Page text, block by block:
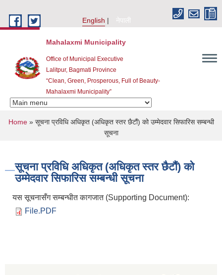
English
नेपाली
Mahalaxmi Municipality
Office of Municipal Executive
Lalitpur, Bagmati Province
“Clean, Green, Prosperous, Full of Beauty-
Mahalaxmi Municipality”
You are here
Home» सूचना प्रविधि अधिकृत (अधिकृत स्तर छैटौं) को उम्मेदवार सिफारिस सम्बन्धी
सूचना
सूचना प्रविधि अधिकृत (अधिकृत स्तर छैटौं) को
उम्मेदवार सिफारिस सम्बन्धी सूचना
यस सूचनासँग सम्बन्धीत कागजात (Supporting Document):
File.PDF